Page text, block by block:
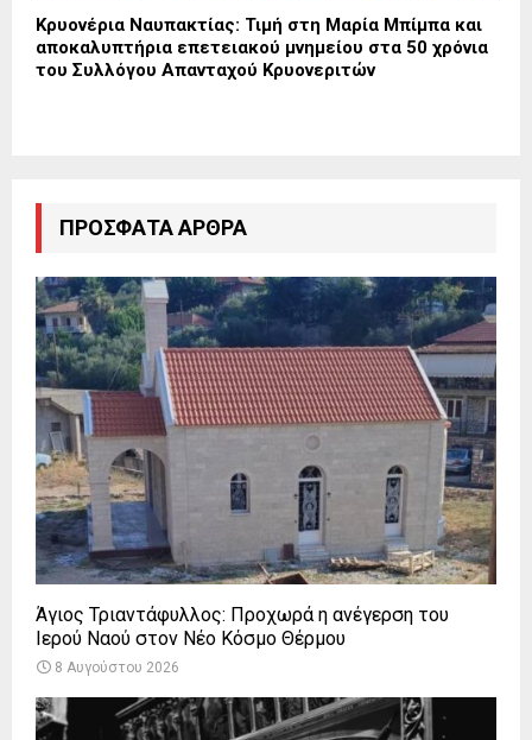
Κρυονέρια Ναυπακτίας: Τιμή στη Μαρία Μπίμπα και
αποκαλυπτήρια επετειακού μνημείου στα 50 χρόνια
του Συλλόγου Απανταχού Κρυονεριτών
ΠΡΌΣΦΑΤΑ ΆΡΘΡΑ
Άγιος Τριαντάφυλλος: Προχωρά η ανέγερση του
Ιερού Ναού στον Νέο Κόσμο Θέρμου
8 Αυγούστου 2026